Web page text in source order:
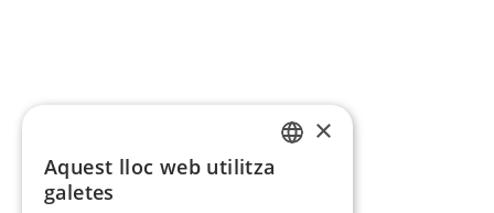
×
Aquest lloc web utilitza
galetes